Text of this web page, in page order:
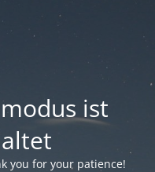
ist
you for your patience!